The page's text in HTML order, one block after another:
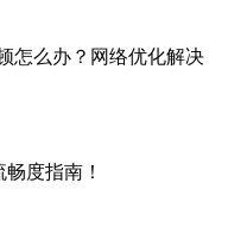
怎么办？网络优化解决
度指南！